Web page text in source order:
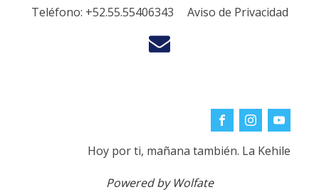
Teléfono: +52.55.55406343 Aviso de Privacidad
Hoy por ti, mañana también. La Kehile
Powered by Wolfate